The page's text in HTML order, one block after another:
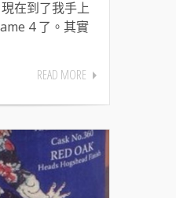
在到了我手上
4 了。其實
READ MORE